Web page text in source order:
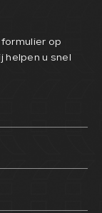
op
helpen u snel